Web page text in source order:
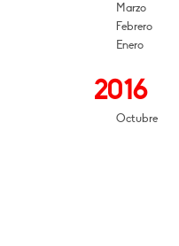
Marzo
Febrero
Enero
2016
Octubre